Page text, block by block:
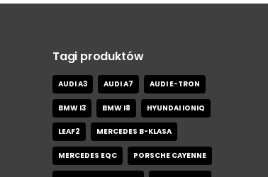
Tagi produktów
AUDI A3 AUDI A7 AUDI E-TRON
BMW I3 BMW I8 HYUNDAI IONIQ
LEAF2 MERCEDES B-KLASA
MERCEDES EQC PORSCHE CAYENNE